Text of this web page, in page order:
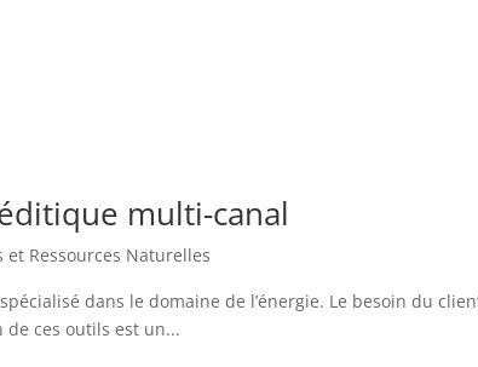
multi-canal
et Ressources Naturelles
dans le domaine de l’énergie. Le besoin du
de ces outils est un...